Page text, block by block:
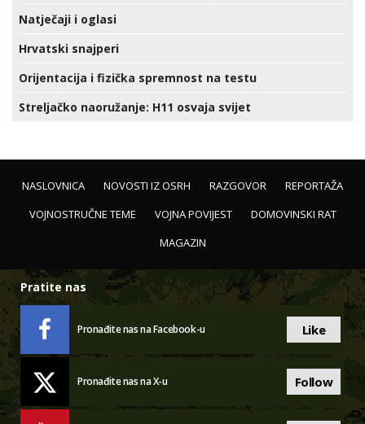
Natječaji i oglasi
Hrvatski snajperi
Orijentacija i fizička spremnost na testu
Streljačko naoružanje: H11 osvaja svijet
NASLOVNICA NOVOSTI IZ OSRH RAZGOVOR
REPORTAŽA
VOJNOSTRUČNE TEME
VOJNA POVIJEST
DOMOVINSKI RAT
MAGAZIN
Pratite nas
Pronađite nas na Facebook-u Like
Pronađite nas na X-u Follow